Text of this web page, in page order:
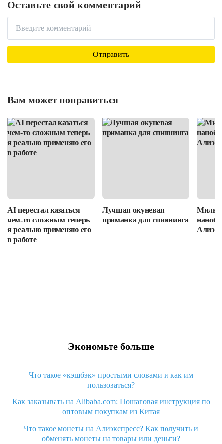
Оставьте свой комментарий
Вам может понравиться
AI перестал казаться
чем-то сложным теперь
я реально применяю его
в работе
Лучшая окуневая
приманка для спиннинга
Милые
Экономьте больше
Что такое «кэшбэк» простыми словами и как им
пользоваться?
Как заказывать на Alibaba.com: Пошаговая инструкция по
оптовым покупкам из Китая
Что такое монеты на Алиэкспресс? Как получить и
обменять монеты на товары или деньги?